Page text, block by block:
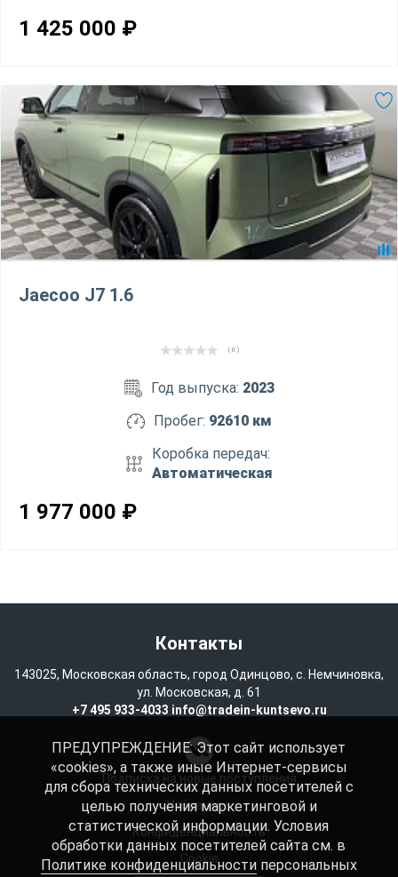
1 425 000 ₽
Jaecoo J7 1.6
( 0 )
Год выпуска: 2023
Пробег: 92610 км
Коробка передач:
Автоматическая
1 977 000 ₽
Контакты
143025, Московская область, город Одинцово, с. Немчиновка,
ул. Московская, д. 61
+7 495 933-4033 info@tradein-kuntsevo.ru
Подписка на новые поступления
Избранное
Конфиденциальность
Cookie
ПРЕДУПРЕЖДЕНИЕ: Этот сайт использует
«cookies», а также иные Интернет-сервисы
для сбора технических данных посетителей с
целью получения маркетинговой и
статистической информации. Условия
обработки данных посетителей сайта см. в
Политике конфиденциальностиперсональных